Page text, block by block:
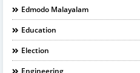
Edmodo Malayalam
Education
Election
Engineering